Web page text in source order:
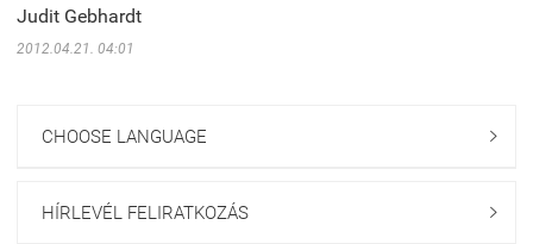
Judit Gebhardt
2012.04.21. 04:01
CHOOSE LANGUAGE 
HÍRLEVÉL FELIRATKOZÁS 